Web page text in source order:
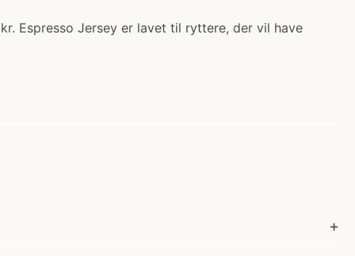
Espresso Jersey er lavet til ryttere, der vil have